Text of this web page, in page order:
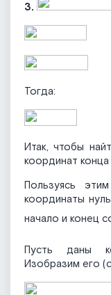
3.
Тогда:
Итак, чтобы
координат
Пользуясь
координаты
начало и конец
Пусть даны
Изобразим его